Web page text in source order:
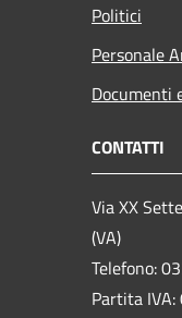
Politici
Personale
Documenti
CONTATTI
Via XX
(VA)
Telefono:
Partita